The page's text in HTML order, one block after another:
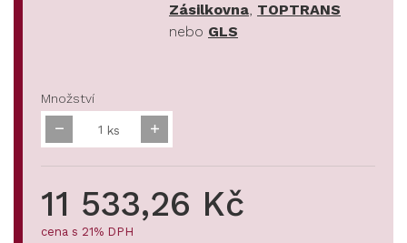
Zásilkovna, TOPTRANS
nebo GLS
Množství
ks
11 533,26 Kč
cena s 21% DPH